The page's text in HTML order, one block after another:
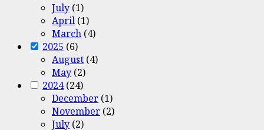
July (1)
April (1)
March (4)
2025 (6)
August (4)
May (2)
2024(24)
December (1)
November (2)
July (2)